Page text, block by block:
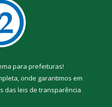
para prefeituras!
onde garantimos em
das leis de transparência